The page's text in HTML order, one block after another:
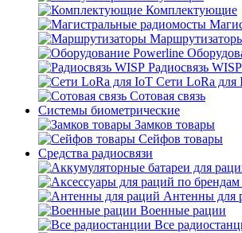
Комплектующие
Радиосвязь WISP
Сети LoRa для
Сотовая связь
Системы биометрические
Замков товары
Сейфов товары
Средства радиосвязи
Антенны для
Военные рации
Все